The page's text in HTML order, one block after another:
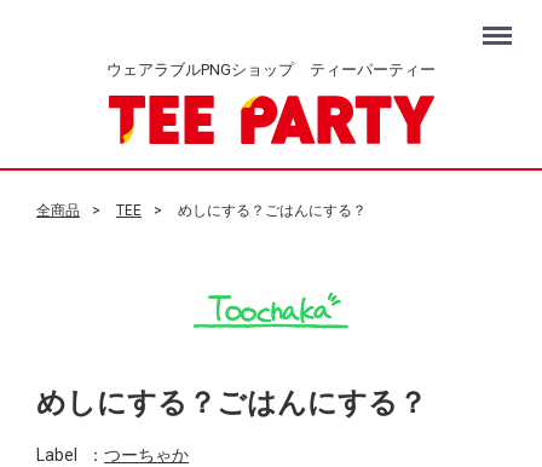
ウェアラブルPNGショップ ティーパーティー
Menu
全商品 TEE めしにする？ごはんにする？
めしにする？ごはんにする？
Label ： つーちゃか